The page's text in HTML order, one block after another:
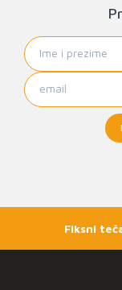
Fiksni